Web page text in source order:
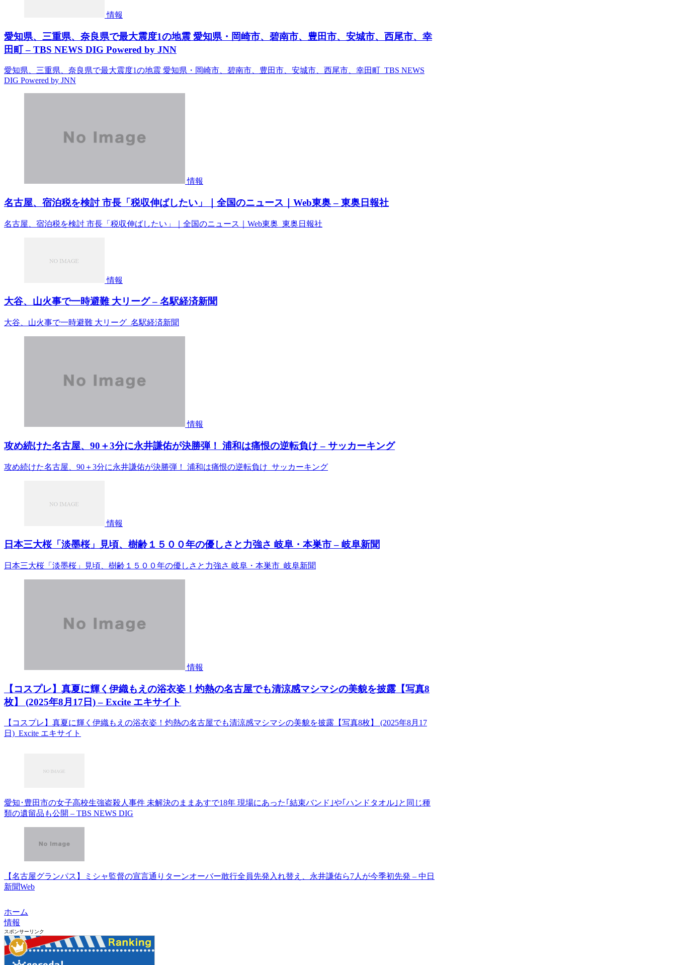
情報
愛知県、三重県、奈良県で最大震度1の地震 愛知県・岡崎市、碧南市、豊田市、安城市、西尾市、幸
田町 – TBS NEWS DIG Powered by JNN
愛知県、三重県、奈良県で最大震度1の地震 愛知県・岡崎市、碧南市、豊田市、安城市、西尾市、幸田町 TBS NEWS
DIG Powered by JNN
情報
名古屋、宿泊税を検討 市長「税収伸ばしたい」｜全国のニュース｜Web東奥 – 東奥日報社
名古屋、宿泊税を検討 市長「税収伸ばしたい」｜全国のニュース｜Web東奥 東奥日報社
情報
大谷、山火事で一時避難 大リーグ – 名駅経済新聞
大谷、山火事で一時避難 大リーグ 名駅経済新聞
情報
攻め続けた名古屋、90＋3分に永井謙佑が決勝弾！ 浦和は痛恨の逆転負け – サッカーキング
攻め続けた名古屋、90＋3分に永井謙佑が決勝弾！ 浦和は痛恨の逆転負け サッカーキング
情報
日本三大桜「淡墨桜」見頃、樹齢１５００年の優しさと力強さ 岐阜・本巣市 – 岐阜新聞
日本三大桜「淡墨桜」見頃、樹齢１５００年の優しさと力強さ 岐阜・本巣市 岐阜新聞
情報
【コスプレ】真夏に輝く伊織もえの浴衣姿！灼熱の名古屋でも清涼感マシマシの美貌を披露【写真8
枚】 (2025年8月17日) – Excite エキサイト
【コスプレ】真夏に輝く伊織もえの浴衣姿！灼熱の名古屋でも清涼感マシマシの美貌を披露【写真8枚】 (2025年8月17
日) Excite エキサイト
愛知･豊田市の女子高校生強盗殺人事件 未解決のままあすで18年 現場にあった｢結束バンド｣や｢ハンドタオル｣と同じ種
類の遺留品も公開 – TBS NEWS DIG
【名古屋グランパス】ミシャ監督の宣言通りターンオーバー敢行全員先発入れ替え、永井謙佑ら7人が今季初先発 – 中日
新聞Web
ホーム
情報
スポンサーリンク